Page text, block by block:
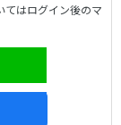
てはログイン後のマ